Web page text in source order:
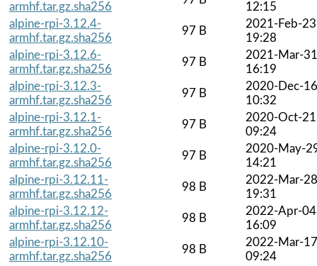
armhf.tar.gz.sha256
12:15
alpine-rpi-3.12.4-
armhf.tar.gz.sha256
97 B
2021-Feb-23
19:28
alpine-rpi-3.12.6-
armhf.tar.gz.sha256
97 B
2021-Mar-31
16:19
alpine-rpi-3.12.3-
armhf.tar.gz.sha256
97 B
2020-Dec-16
10:32
alpine-rpi-3.12.1-
armhf.tar.gz.sha256
97 B
2020-Oct-21
09:24
alpine-rpi-3.12.0-
armhf.tar.gz.sha256
97 B
2020-May-
14:21
alpine-rpi-3.12.11-
armhf.tar.gz.sha256
98 B
2022-Mar-28
19:31
alpine-rpi-3.12.12-
armhf.tar.gz.sha256
98 B
2022-Apr-04
16:09
alpine-rpi-3.12.10-
armhf.tar.gz.sha256
98 B
2022-Mar-17
09:24